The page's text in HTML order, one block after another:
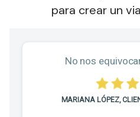
para crear un
No nos
MARIANA LÓPEZ,